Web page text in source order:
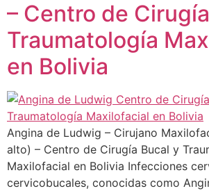
– Centro de
Traumatología
en Bolivia
Angina de Ludwig – Cirujano
alto) – Centro de Cirugía Bucal y
Maxilofacial en Bolivia Infecciones
cervicobucales, conocidas como